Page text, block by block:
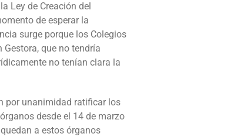
Ley de Creación del
de esperar la
surge porque los Colegios
que no tendría
no tenían clara la
por unanimidad ratificar los
desde el 14 de marzo
a estos órganos